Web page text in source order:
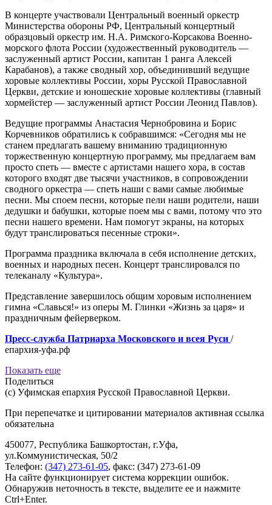
В концерте участвовали Центральный военный оркестр
Министерства обороны РФ, Центральный концертный
образцовый оркестр им. Н.А. Римского-Корсакова Военно-
морского флота России (художественный руководитель —
заслуженный артист России, капитан 1 ранга Алексей
Карабанов), а также сводный хор, объединивший ведущие
хоровые коллективы России, хоры Русской Православной
Церкви, детские и юношеские хоровые коллективы (главный
хормейстер — заслуженный артист России Леонид Павлов).
Ведущие программы Анастасия Чернобровина и Борис
Корчевников обратились к собравшимся: «Сегодня мы не
станем предлагать вашему вниманию традиционную
торжественную концертную программу, мы предлагаем вам
просто спеть — вместе с артистами нашего хора, в состав
которого входят две тысячи участников, в сопровождении
сводного оркестра — спеть наши с вами самые любимые
песни. Мы споем песни, которые пели наши родители, наши
дедушки и бабушки, которые поем мы с вами, потому что это
песни нашего времени. Нам помогут экраны, на которых
будут транслироваться песенные строки».
Программа праздника включала в себя исполнение детских,
военных и народных песен. Концерт транслировался по
телеканалу «Культура».
Представление завершилось общим хоровым исполнением
гимна «Славься!» из оперы М. Глинки «Жизнь за царя» и
праздничным фейерверком.
Пресс-служба Патриарха Московского и всея Руси /
епархия-уфа.рф
Показать еще
Поделиться
(с) Уфимская епархия Русской Православной Церкви.
При перепечатке и цитировании материалов активная ссылка
обязательна
450077, Республика Башкортостан, г.Уфа,
ул.Коммунистическая, 50/2
Телефон: (347) 273-61-05, факс: (347) 273-61-09
На сайте функционирует система коррекции ошибок.
Обнаружив неточность в тексте, выделите ее и нажмите
Ctrl+Enter.